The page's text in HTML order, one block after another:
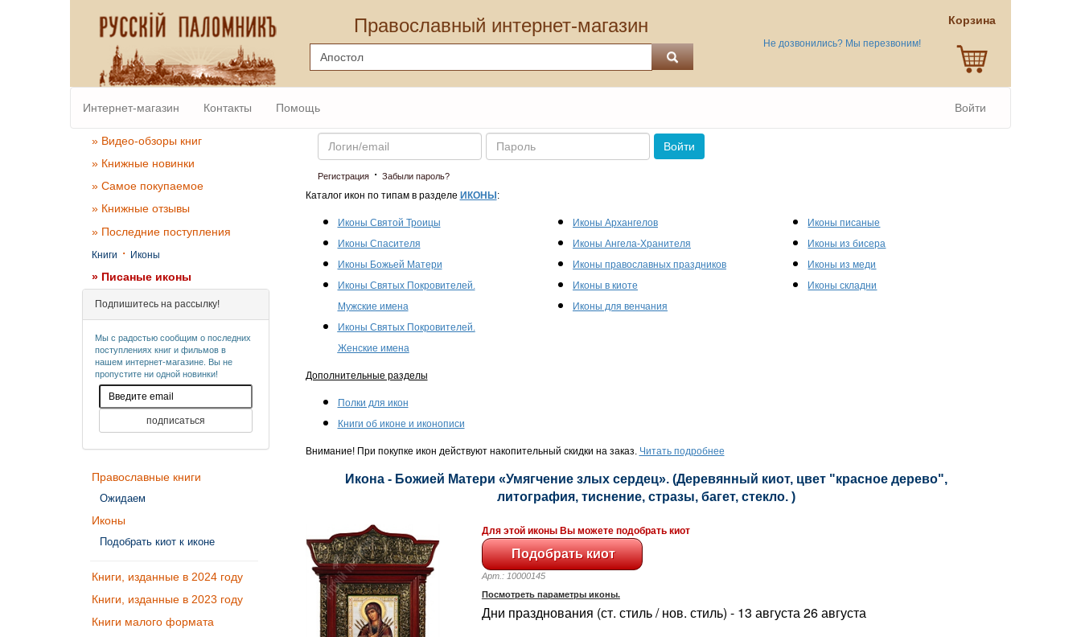
Православный интернет-магазин
Не дозвонились? Мы перезвоним!
Корзина
Интернет-магазин Контакты Помощь Войти
» Видео-обзоры книг
» Книжные новинки
» Самое покупаемое
» Книжные отзывы
» Последние поступления
Книги · Иконы
» Писаные иконы
Подпишитесь на рассылку!
Мы с радостью сообщим о последних
поступлениях книг и фильмов в
нашем интернет-магазине. Вы не
пропустите ни одной новинки!
Православные книги
Ожидаем
Иконы
Подобрать киот к иконе
Книги, изданные в 2024 году
Книги, изданные в 2023 году
Книги малого формата
Email Пароль
Войти
Регистрация· Забыли пароль?
Каталог икон по типам в разделе ИКОНЫ :
Иконы Святой Троицы
Иконы Спасителя
Иконы Божьей Матери
Иконы Святых Покровителей.
Мужские имена
Иконы Святых Покровителей.
Женские имена
Иконы Архангелов
Иконы Ангела-Хранителя
Иконы православных праздников
Иконы в киоте
Иконы для венчания
Иконы писаные
Иконы из бисера
Иконы из меди
Иконы складни
Дополнительные разделы
Полки для икон
Книги об иконе и иконописи
Внимание! При покупке икон действуют накопительный скидки на заказ. Читать подробнее
Икона - Божией Матери «Умягчение злых сердец». (Деревянный киот, цвет "красное дерево",
литография, тиснение, стразы, багет, стекло. )
Для этой иконы Вы можете подобрать киот
Арт.: 10000145
Посмотреть параметры иконы.
Дни празднования (ст. стиль / нов. стиль) - 13 августа 26 августа